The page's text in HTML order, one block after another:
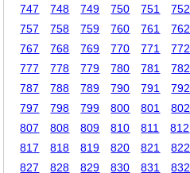
747
748 749 750 751 752
757
758 759 760 761 762
767
768 769 770 771 772
777
778 779 780 781 782
787
788 789 790 791 792
797
798 799 800 801 802
807
808 809 810 811 812
817
818 819 820 821 822
827
828 829 830 831 832